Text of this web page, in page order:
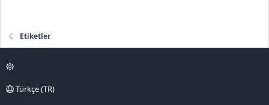
Etiketler
Türkçe (TR)